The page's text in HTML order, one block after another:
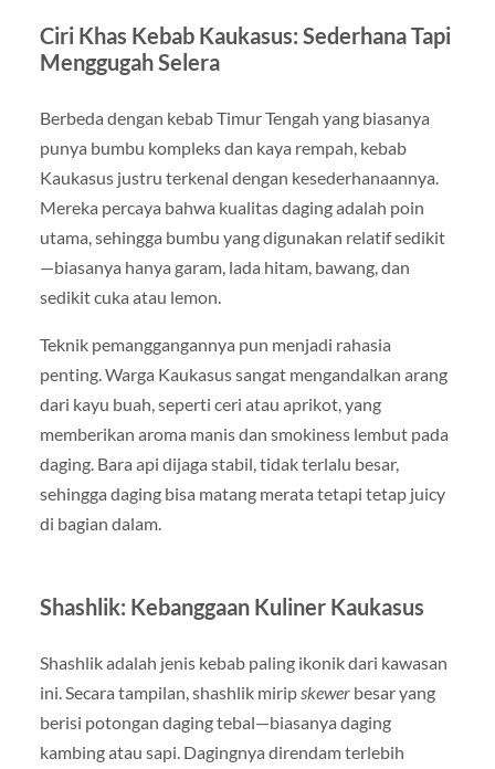
Ciri Khas Kebab Kaukasus: Sederhana Tapi
Menggugah Selera
Berbeda dengan kebab Timur Tengah yang biasanya
punya bumbu kompleks dan kaya rempah, kebab
Kaukasus justru terkenal dengan kesederhanaannya.
Mereka percaya bahwa kualitas daging adalah poin
utama, sehingga bumbu yang digunakan relatif sedikit
—biasanya hanya garam, lada hitam, bawang, dan
sedikit cuka atau lemon.
Teknik pemanggangannya pun menjadi rahasia
penting. Warga Kaukasus sangat mengandalkan arang
dari kayu buah, seperti ceri atau aprikot, yang
memberikan aroma manis dan smokiness lembut pada
daging. Bara api dijaga stabil, tidak terlalu besar,
sehingga daging bisa matang merata tetapi tetap juicy
di bagian dalam.
Shashlik: Kebanggaan Kuliner Kaukasus
Shashlik adalah jenis kebab paling ikonik dari kawasan
ini. Secara tampilan, shashlik miripskewerbesar yang
berisi potongan daging tebal—biasanya daging
kambing atau sapi. Dagingnya direndam terlebih